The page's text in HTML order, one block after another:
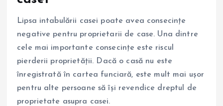
Lipsa intabulării casei poate avea consecințe
negative pentru proprietarii de case. Una dintre
cele mai importante consecințe este riscul
pierderii proprietății. Dacă o casă nu este
înregistrată în cartea funciară, este mult mai ușor
pentru alte persoane să își revendice dreptul de
proprietate asupra casei.